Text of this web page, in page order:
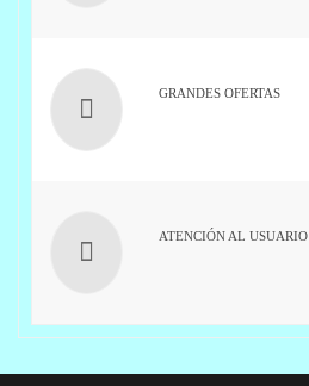
GRANDES OFERTAS
ATENCIÓN AL USUARIO